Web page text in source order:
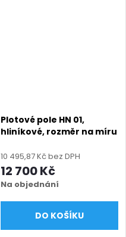
Plotové pole HN 01,
hliníkové, rozměr na míru
výška 750 - 2000 mm),
antracit RAL 7016 matná
10 495,87 Kč bez DPH
12 700 Kč
Na objednání
DO KOŠÍKU